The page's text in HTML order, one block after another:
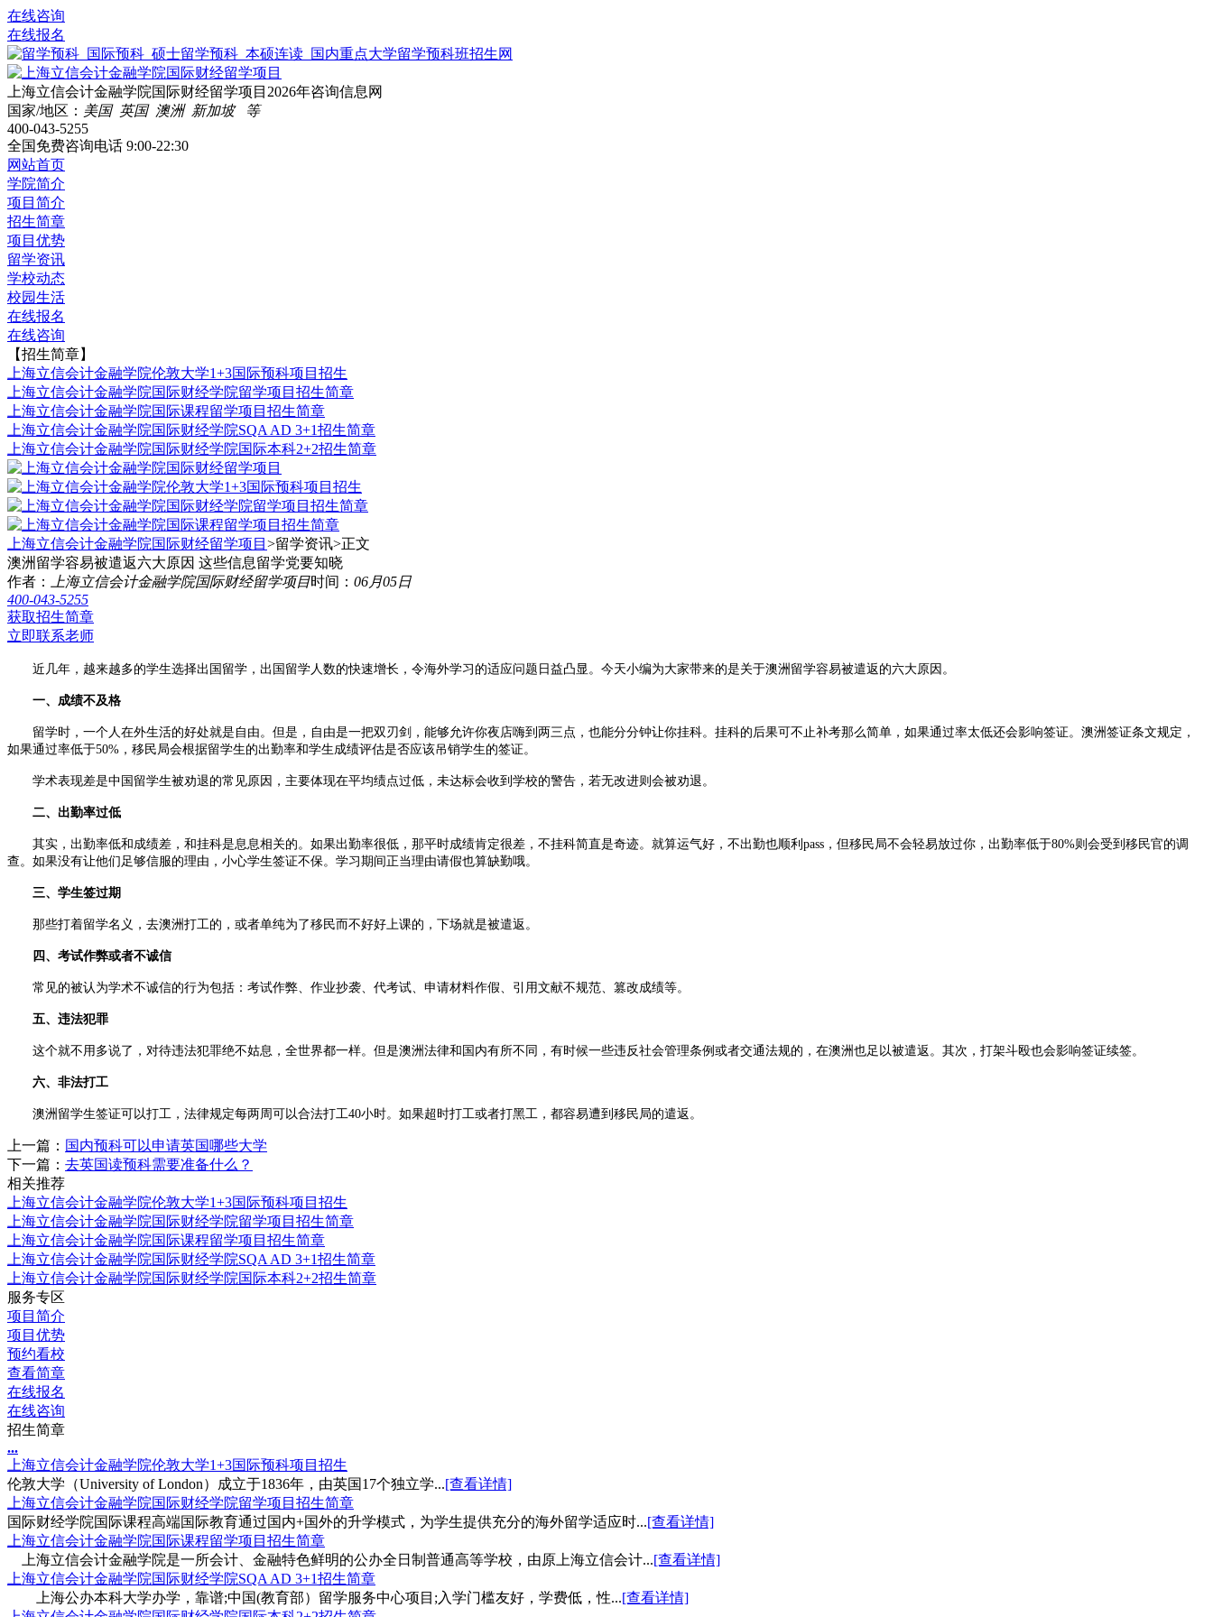
在线咨询
在线报名
上海立信会计金融学院国际财经留学项目2026年咨询信息网
国家/地区： 美国 英国 澳洲 新加坡 等
400-043-5255
全国免费咨询电话 9:00-22:30
网站首页
学院简介
项目简介
招生简章
项目优势
留学资讯
学校动态
校园生活
在线报名
在线咨询
【招生简章】
上海立信会计金融学院伦敦大学1+3国际预科项目招生
上海立信会计金融学院国际财经学院留学项目招生简章
上海立信会计金融学院国际课程留学项目招生简章
上海立信会计金融学院国际财经学院SQA AD 3+1招生简章
上海立信会计金融学院国际财经学院国际本科2+2招生简章
上海立信会计金融学院国际财经留学项目 >留学资讯>正文
澳洲留学容易被遣返六大原因 这些信息留学党要知晓
作者：
上海立信会计金融学院国际财经留学项目时间： 06月05日
400-043-5255
获取招生简章
立即联系老师
近几年，越来越多的学生选择出国留学，出国留学人数的快速增长，令海外学习的适应问题日益凸显。今天小编为大家带来的是关于澳洲留学容易被遣返的六大原因。
一、成绩不及格
留学时，一个人在外生活的好处就是自由。但是，自由是一把双刃剑，能够允许你夜店嗨到两三点，也能分分钟让你挂科。挂科的后果可不止补考那么简单，如果通过率太低还会影响签证。澳洲签证条文规定，
如果通过率低于50%，移民局会根据留学生的出勤率和学生成绩评估是否应该吊销学生的签证。
学术表现差是中国留学生被劝退的常见原因，主要体现在平均绩点过低，未达标会收到学校的警告，若无改进则会被劝退。
二、出勤率过低
其实，出勤率低和成绩差，和挂科是息息相关的。如果出勤率很低，那平时成绩肯定很差，不挂科简直是奇迹。就算运气好，不出勤也顺利pass，但移民局不会轻易放过你，出勤率低于80%则会受到移民官的调
查。如果没有让他们足够信服的理由，小心学生签证不保。学习期间正当理由请假也算缺勤哦。
三、学生签过期
那些打着留学名义，去澳洲打工的，或者单纯为了移民而不好好上课的，下场就是被遣返。
四、考试作弊或者不诚信
常见的被认为学术不诚信的行为包括：考试作弊、作业抄袭、代考试、申请材料作假、引用文献不规范、篡改成绩等。
五、违法犯罪
这个就不用多说了，对待违法犯罪绝不姑息，全世界都一样。但是澳洲法律和国内有所不同，有时候一些违反社会管理条例或者交通法规的，在澳洲也足以被遣返。其次，打架斗殴也会影响签证续签。
六、非法打工
澳洲留学生签证可以打工，法律规定每两周可以合法打工40小时。如果超时打工或者打黑工，都容易遭到移民局的遣返。
上一篇： 国内预科可以申请英国哪些大学
下一篇： 去英国读预科需要准备什么？
相关推荐
上海立信会计金融学院伦敦大学1+3国际预科项目招生
上海立信会计金融学院国际财经学院留学项目招生简章
上海立信会计金融学院国际课程留学项目招生简章
上海立信会计金融学院国际财经学院SQA AD 3+1招生简章
上海立信会计金融学院国际财经学院国际本科2+2招生简章
服务专区
项目简介
项目优势
预约看校
查看简章
在线报名
在线咨询
招生简章
...
上海立信会计金融学院伦敦大学1+3国际预科项目招生
伦敦大学（University of London）成立于1836年，由英国17个独立学...[查看详情]
上海立信会计金融学院国际财经学院留学项目招生简章
国际财经学院国际课程高端国际教育通过国内+国外的升学模式，为学生提供充分的海外留学适应时...[查看详情]
上海立信会计金融学院国际课程留学项目招生简章
上海立信会计金融学院是一所会计、金融特色鲜明的公办全日制普通高等学校，由原上海立信会计...[查看详情]
上海立信会计金融学院国际财经学院SQA AD 3+1招生简章
上海公办本科大学办学，靠谱;中国(教育部）留学服务中心项目;入学门槛友好，学费低，性...[查看详情]